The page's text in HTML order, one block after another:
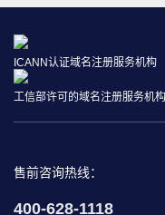
ICANN认证域名注册服务机构
工信部许可的域名注册服务机构
售前咨询热线：
400-628-1118